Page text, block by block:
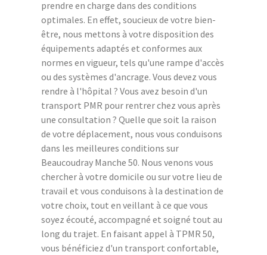
prendre en charge dans des conditions
optimales. En effet, soucieux de votre bien-
être, nous mettons à votre disposition des
équipements adaptés et conformes aux
normes en vigueur, tels qu'une rampe d'accès
ou des systèmes d'ancrage. Vous devez vous
rendre à l'hôpital ? Vous avez besoin d'un
transport PMR pour rentrer chez vous après
une consultation ? Quelle que soit la raison
de votre déplacement, nous vous conduisons
dans les meilleures conditions sur
Beaucoudray Manche 50. Nous venons vous
chercher à votre domicile ou sur votre lieu de
travail et vous conduisons à la destination de
votre choix, tout en veillant à ce que vous
soyez écouté, accompagné et soigné tout au
long du trajet. En faisant appel à TPMR 50,
vous bénéficiez d'un transport confortable,